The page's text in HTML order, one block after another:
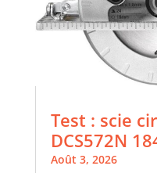
Test : scie
DCS572N
Août 3, 2026